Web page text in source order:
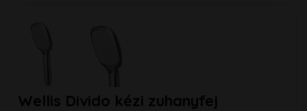
Wellis Divido kézi zuhanyfej